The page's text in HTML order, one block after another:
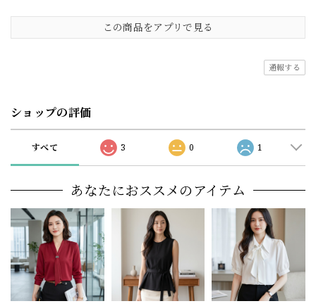
この商品をアプリで見る
通報する
ショップの評価
すべて 3 0 1
あなたにおススメのアイテム